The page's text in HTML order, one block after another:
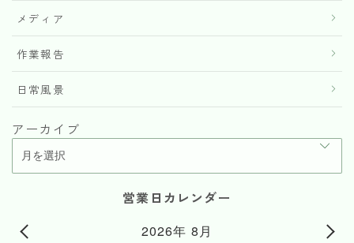
メディア
作業報告
日常風景
アーカイブ
営業日カレンダー
2026年 8月